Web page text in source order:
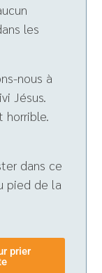
les
nous à
Jésus.
horrible.
dans ce
pied de la
prier